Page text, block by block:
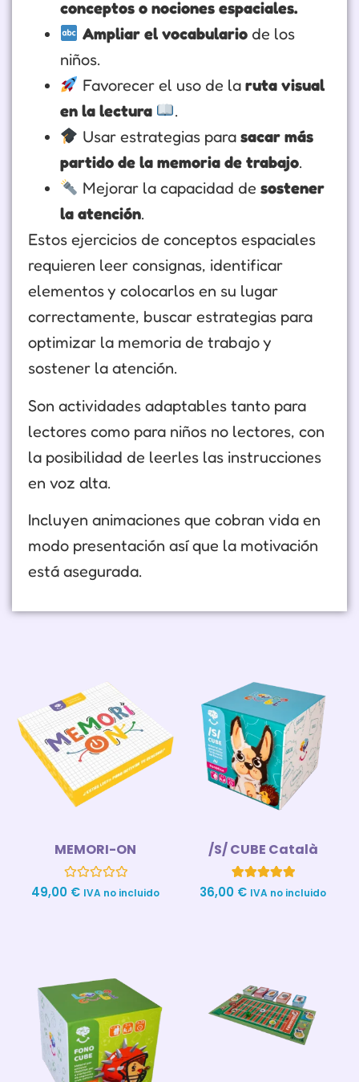
conceptos o nociones espaciales.
Ampliar el vocabulariode los
niños.
Favorecer el uso de la ruta visual
en la lectura
.
Usar estrategias para sacar más
partido de la memoria de trabajo.
Mejorar la capacidad de sostener
la atención.
Estos ejercicios de conceptos espaciales
requieren leer consignas, identificar
elementos y colocarlos en su lugar
correctamente, buscar estrategias para
optimizar la memoria de trabajo y
sostener la atención.
Son actividades adaptables tanto para
lectores como para niños no lectores, con
la posibilidad de leerles las instrucciones
en voz alta.
Incluyen animaciones que cobran vida en
modo presentación así que la motivación
está asegurada.
MEMORI-ON
Valorado
con
49,00 € IVA no incluido
/S/ CUBE Català
Valorado con
5.00
1
36,00 € IVA no incluido